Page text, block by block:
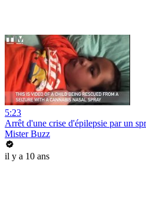
5:23
Arrêt d'une crise d'épilepsie par un
Mister Buzz
il y a 10 ans